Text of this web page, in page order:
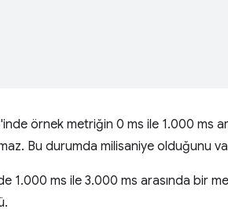
örnek metriğin 0 ms ile 1.000 ms
Bu durumda milisaniye olduğunu
1.000 ms ile 3.000 ms arasında bir